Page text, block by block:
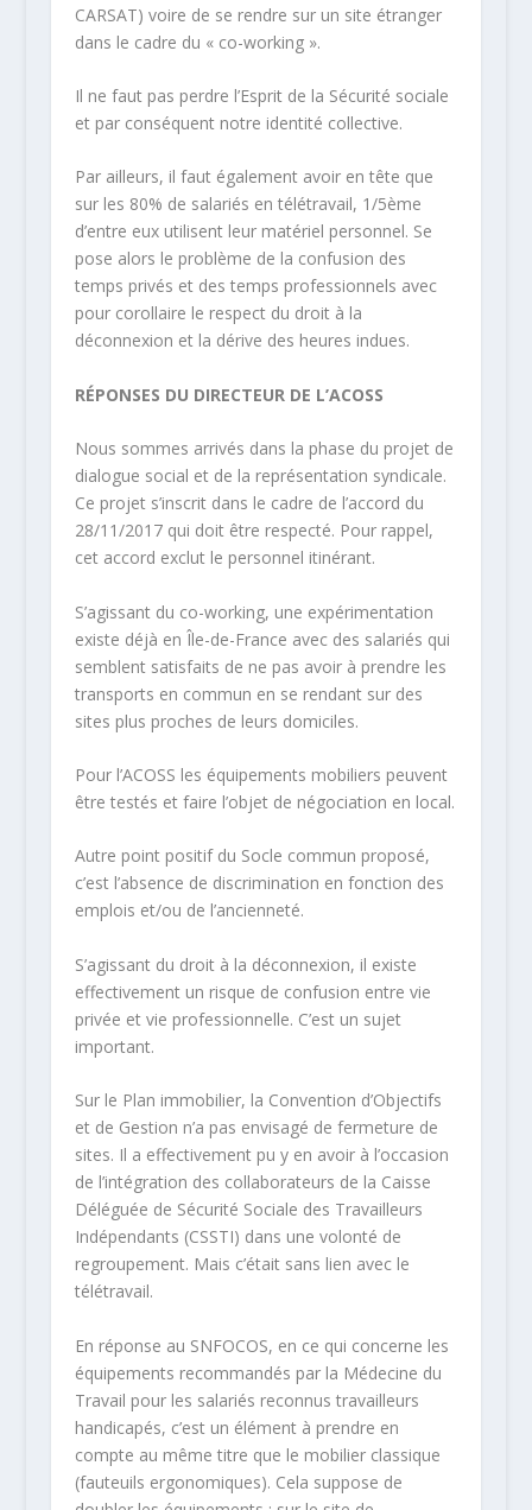
CARSAT) voire de se rendre sur un site étranger
dans le cadre du « co-working ».
Il ne faut pas perdre l’Esprit de la Sécurité sociale
et par conséquent notre identité collective.
Par ailleurs, il faut également avoir en tête que
sur les 80% de salariés en télétravail, 1/5ème
d’entre eux utilisent leur matériel personnel. Se
pose alors le problème de la confusion des
temps privés et des temps professionnels avec
pour corollaire le respect du droit à la
déconnexion et la dérive des heures indues.
RÉPONSES DU DIRECTEUR DE L’ACOSS
Nous sommes arrivés dans la phase du projet de
dialogue social et de la représentation syndicale.
Ce projet s’inscrit dans le cadre de l’accord du
28/11/2017 qui doit être respecté. Pour rappel,
cet accord exclut le personnel itinérant.
S’agissant du co-working, une expérimentation
existe déjà en Île-de-France avec des salariés qui
semblent satisfaits de ne pas avoir à prendre les
transports en commun en se rendant sur des
sites plus proches de leurs domiciles.
Pour l’ACOSS les équipements mobiliers peuvent
être testés et faire l’objet de négociation en local.
Autre point positif du Socle commun proposé,
c’est l’absence de discrimination en fonction des
emplois et/ou de l’ancienneté.
S’agissant du droit à la déconnexion, il existe
effectivement un risque de confusion entre vie
privée et vie professionnelle. C’est un sujet
important.
Sur le Plan immobilier, la Convention d’Objectifs
et de Gestion n’a pas envisagé de fermeture de
sites. Il a effectivement pu y en avoir à l’occasion
de l’intégration des collaborateurs de la Caisse
Déléguée de Sécurité Sociale des Travailleurs
Indépendants (CSSTI) dans une volonté de
regroupement. Mais c’était sans lien avec le
télétravail.
En réponse au SNFOCOS, en ce qui concerne les
équipements recommandés par la Médecine du
Travail pour les salariés reconnus travailleurs
handicapés, c’est un élément à prendre en
compte au même titre que le mobilier classique
(fauteuils ergonomiques). Cela suppose de